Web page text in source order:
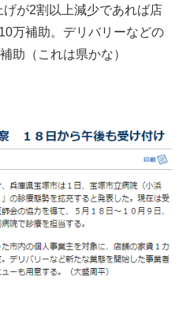
が2割以上減少であれば店
万補助。デリバリーなどの
助（これは県かな）